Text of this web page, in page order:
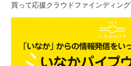
買って応援クラウドファインディング